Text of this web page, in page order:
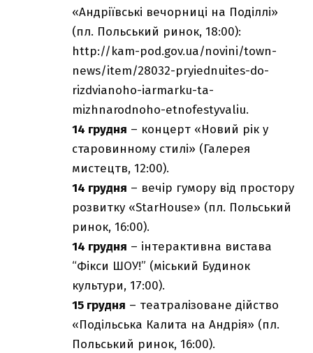
«Андріївські вечорниці на Поділлі»
(пл. Польський ринок, 18:00):
http://kam-pod.gov.ua/novini/town-
news/item/28032-pryiednuites-do-
rizdvianoho-iarmarku-ta-
mizhnarodnoho-etnofestyvaliu.
14 грудня – концерт «Новий рік у
старовинному стилі» (Галерея
мистецтв, 12:00).
14 грудня – вечір гумору від простору
розвитку «StarHouse» (пл. Польський
ринок, 16:00).
14 грудня – інтерактивна вистава
“Фікси ШОУ!” (міський Будинок
культури, 17:00).
15 грудня – театралізоване дійство
«Подільська Калита на Андрія» (пл.
Польський ринок, 16:00).